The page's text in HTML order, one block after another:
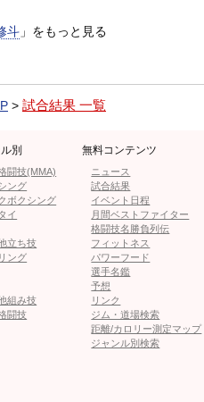
のページは、石原夜叉坊、
集部オススメ
・【フォト・動画】
・朝倉海のKO勝利、
・これは反則？脚を掴
斗 」をもっと見る
> 試合結果 一覧
別
闘技(MMA)
ング
ボクシング
イ
立ち技
ング
組み技
闘技
無料コンテンツ
ニュース
試合結果
イベント日程
月間ベストファイター
格闘技名勝負列伝
フィットネス
パワーフード
選手名鑑
予想
リンク
ジム・道場検索
距離/カロリー測定マップ
ジャンル別検索